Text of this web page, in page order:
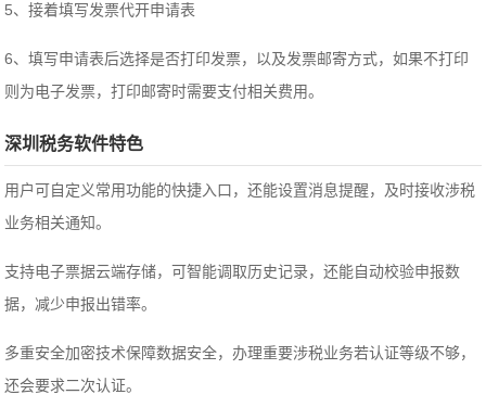
5、接着填写发票代开申请表
6、填写申请表后选择是否打印发票，以及发票邮寄方式，如果不打印
则为电子发票，打印邮寄时需要支付相关费用。
深圳税务软件特色
用户可自定义常用功能的快捷入口，还能设置消息提醒，及时接收涉税
业务相关通知。
支持电子票据云端存储，可智能调取历史记录，还能自动校验申报数
据，减少申报出错率。
多重安全加密技术保障数据安全，办理重要涉税业务若认证等级不够，
还会要求二次认证。